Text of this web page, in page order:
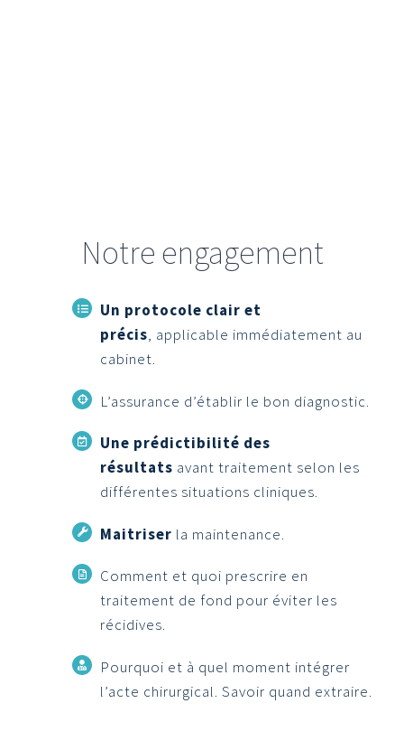
Notre engagement
Un protocole clair et
précis, applicable immédiatement au
cabinet.
L’assurance d’établir le bon diagnostic.
Une prédictibilité des
résultats avant traitement selon les
différentes situations cliniques.
Maitriser la maintenance.
Comment et quoi prescrire en
traitement de fond pour éviter les
récidives.
Pourquoi et à quel moment intégrer
l’acte chirurgical. Savoir quand extraire.